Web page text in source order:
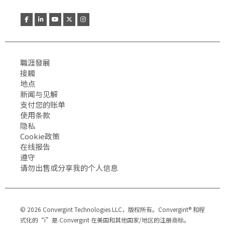
職涯發展
接觸
地点
新闻与见解
支付您的账单
使用条款
隐私
Cookie政策
在线报告
遵守
请勿出售或分享我的个人信息
© 2026 Convergint Technologies LLC，版权所有。Convergint® 和程
式化的“i”是 Convergint 在美国和其他国家/地区的注册商标。